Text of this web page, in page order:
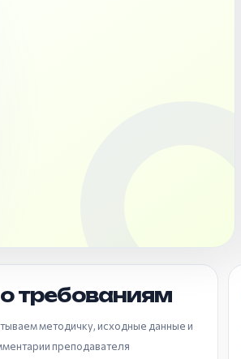
требованиям
методичку, исходные данные и
преподавателя